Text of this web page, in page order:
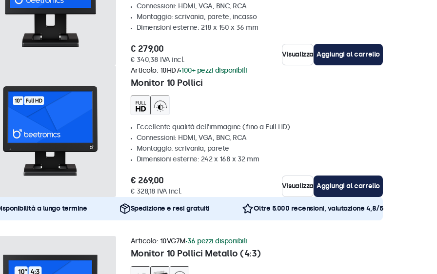
Connessioni: HDMI, VGA, BNC, RCA
Montaggio: scrivania, parete, incasso
Dimensioni esterne: 218 x 150 x 36 mm
€ 279,00
€ 340,38 IVA incl.
Visualizza Aggiungi al carrello
Monitor 10 Pollici
Articolo: 10HD7 100+ pezzi disponibili
Eccellente qualità dell'immagine (fino a Full HD)
Connessioni: HDMI, VGA, BNC, RCA
Montaggio: scrivania, parete
Dimensioni esterne: 242 x 168 x 32 mm
€ 269,00
€ 328,18 IVA incl.
Visualizza Aggiungi al carrello
a lungo termine Spedizione e resi gratuiti Oltre 5.000 recensioni, valutazione 4,8/5
Monitor 10 Pollici Metallo (4:3)
Articolo: 10VG7M 36 pezzi disponibili